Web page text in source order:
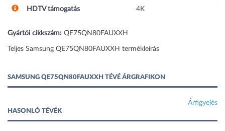
HDTV támogatás 4K
Gyártói cikkszám: QE75QN80FAUXXH
Teljes Samsung QE75QN80FAUXXH termékleírás
SAMSUNG QE75QN80FAUXXH TÉVÉ ÁRGRAFIKON
Árfigyelés
HASONLÓ TÉVÉK